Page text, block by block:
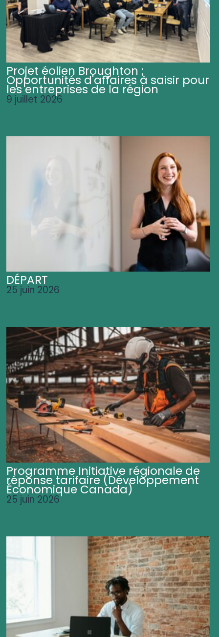
Projet éolien Broughton :
Opportunités d'affaires à saisir pour
les entreprises de la région
9 juillet 2026
DÉPART
25 juin 2026
Programme Initiative régionale de
réponse tarifaire (Développement
Économique Canada)
25 juin 2026